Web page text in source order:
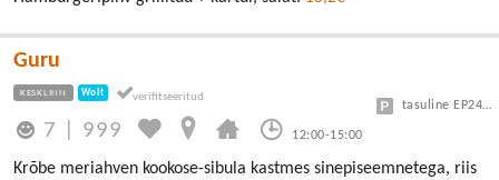
Guru
KESKLINN Wolt
7 999 12:00-15:00
tasuline EP24 või Vanalinn
Krõbe meriahven kookose-sibula kastmes sinepiseemnetega, riis